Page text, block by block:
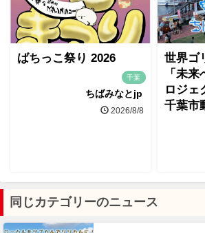
ばちっこ祭り 2026
千葉
ちばみなとjp
2026/8/8
世界ゴ
「未
ロジェ
千葉市
同じカテゴリーのニュース